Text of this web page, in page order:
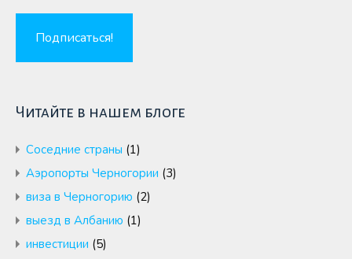
Читайте в нашем блоге
Cоседние страны (1)
Аэропорты Черногории (3)
виза в Черногорию (2)
выезд в Албанию (1)
инвестиции (5)